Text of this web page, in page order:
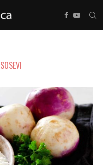
SOSEVI